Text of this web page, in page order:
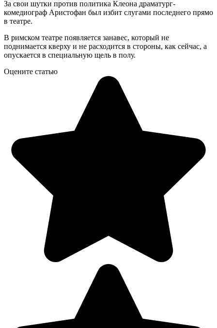
За свои шутки против политика Клеона драматург-
комедиограф Аристофан был избит слугами последнего прямо
в театре.
В римском театре появляется занавес, который не
поднимается кверху и не расходится в стороны, как сейчас, а
опускается в специальную щель в полу.
Оцените статью